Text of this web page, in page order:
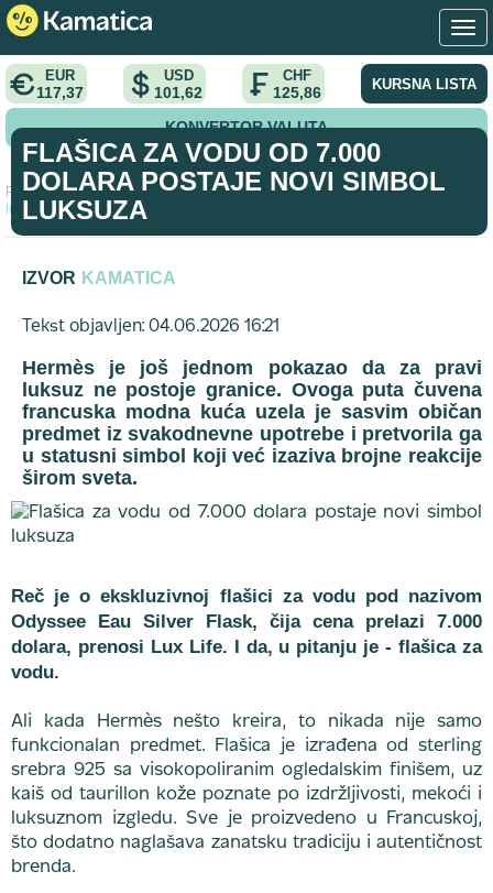
EUR
117,37
USD
101,62
CHF
125,86 KURSNA LISTA
KONVERTOR VALUTA
Početna > vest >
Flašica za vodu od 7.000 dolara postaje novi simbol
luksuza
FLAŠICA ZA VODU OD 7.000
DOLARA POSTAJE NOVI SIMBOL
LUKSUZA
IZVOR KAMATICA
Tekst objavljen: 04.06.2026 16:21
Hermès je još jednom pokazao da za pravi
luksuz ne postoje granice. Ovoga puta čuvena
francuska modna kuća uzela je sasvim običan
predmet iz svakodnevne upotrebe i pretvorila ga
u statusni simbol koji već izaziva brojne reakcije
širom sveta.
Reč je o ekskluzivnoj flašici za vodu pod nazivom
Odyssee Eau Silver Flask, čija cena prelazi 7.000
dolara, prenosi Lux Life. I da, u pitanju je - flašica za
vodu.
Ali kada Hermès nešto kreira, to nikada nije samo
funkcionalan predmet. Flašica je izrađena od sterling
srebra 925 sa visokopoliranim ogledalskim finišem, uz
kaiš od taurillon kože poznate po izdržljivosti, mekoći i
luksuznom izgledu. Sve je proizvedeno u Francuskoj,
što dodatno naglašava zanatsku tradiciju i autentičnost
brenda.